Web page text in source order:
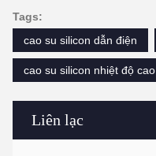
Liên lạc
Tags:
cao su silicon dẫn điện
cao su silicon nhiệt độ cao